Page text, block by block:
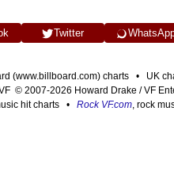
Twitter
(www.billboard.com) charts • UK
© 2007-2026 Howard Drake / VF
hit charts • Rock VF.com, rock